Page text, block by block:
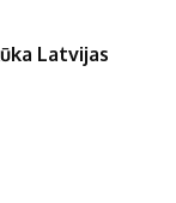
Latvijas